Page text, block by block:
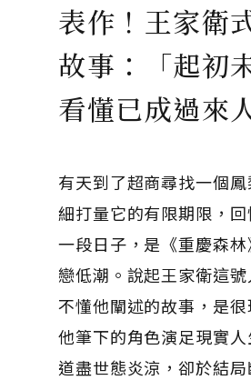
表作！王家衛
故事：「起初
看懂已成過來
有天到了超商尋找一個
細打量它的有限期限，
一段日子，是《重慶森
戀低潮。說起王家衛這
不懂他闡述的故事，是很
他筆下的角色演足現實
道盡世態炎涼，卻於結